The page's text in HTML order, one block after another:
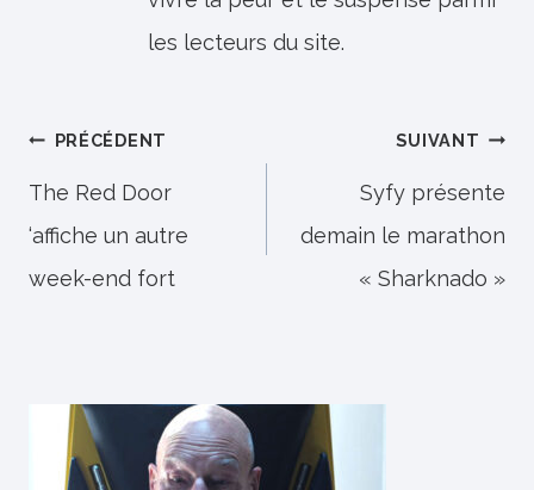
les lecteurs du site.
Navigation
de
l’article
PRÉCÉDENT
The Red Door
‘affiche un autre
week-end fort
SUIVANT
Syfy présente
demain le marathon
« Sharknado »